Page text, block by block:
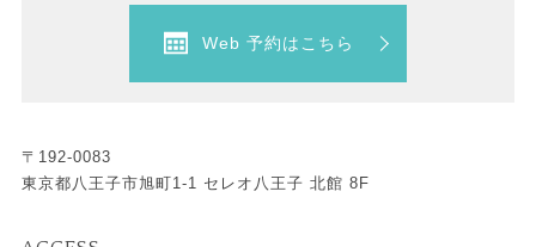
Web 予約はこちら
〒192-0083
東京都八王子市旭町1-1 セレオ八王子 北館 8F